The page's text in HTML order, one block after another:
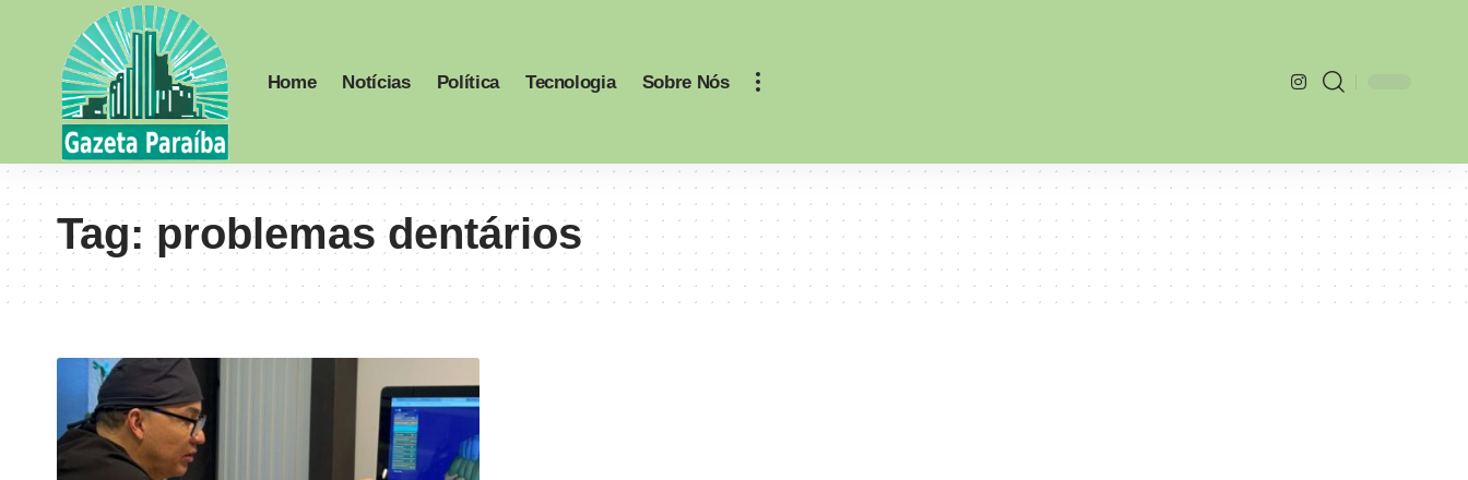
Home Notícias Política Tecnologia Sobre Nós
Tag:problemas dentários